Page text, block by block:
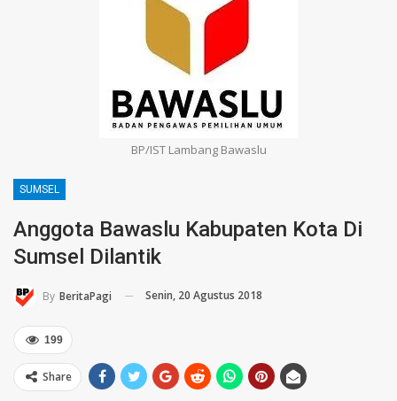
BP/IST Lambang Bawaslu
SUMSEL
Anggota Bawaslu Kabupaten Kota Di
Sumsel Dilantik
By BeritaPagi Senin, 20 Agustus 2018
199
Share